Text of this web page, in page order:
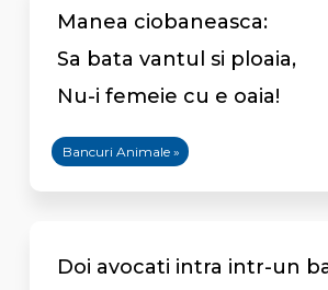
Manea ciobaneasca:
Sa bata vantul si ploaia,
Nu-i femeie cu e oaia!
Bancuri Animale »
Doi avocati intra intr-un